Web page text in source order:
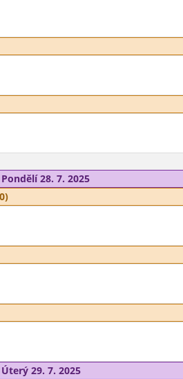
Pondělí 28. 7. 2025
Úterý 29. 7. 2025